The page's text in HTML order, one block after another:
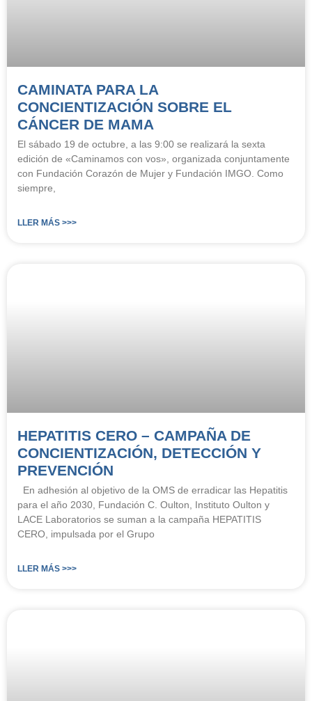
CAMINATA PARA LA
CONCIENTIZACIÓN SOBRE EL
CÁNCER DE MAMA
El sábado 19 de octubre, a las 9:00 se realizará la sexta
edición de «Caminamos con vos», organizada conjuntamente
con Fundación Corazón de Mujer y Fundación IMGO. Como
siempre,
LLER MÁS >>>
HEPATITIS CERO – CAMPAÑA DE
CONCIENTIZACIÓN, DETECCIÓN Y
PREVENCIÓN
En adhesión al objetivo de la OMS de erradicar las Hepatitis
para el año 2030, Fundación C. Oulton, Instituto Oulton y
LACE Laboratorios se suman a la campaña HEPATITIS
CERO, impulsada por el Grupo
LLER MÁS >>>